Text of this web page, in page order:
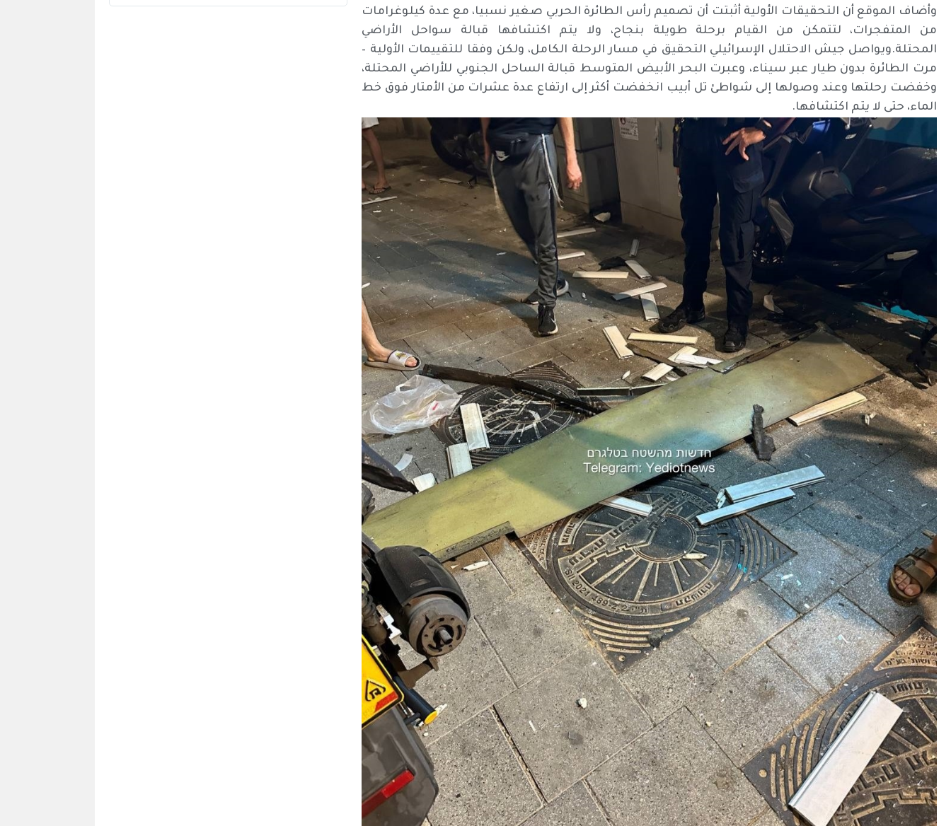
وأضاف الموقع أن التحقيقات الأولية أثبتت أن تصميم رأس الطائرة الحربي صغير نسبيا، مع عدة كيلوغرامات
من المتفجرات، لتتمكن من القيام برحلة طويلة بنجاح، ولا يتم اكتشافها قبالة سواحل الأراضي
المحتلة.ويواصل جيش الاحتلال الإسرائيلي التحقيق في مسار الرحلة الكامل، ولكن وفقا للتقييمات الأولية –
مرت الطائرة بدون طيار عبر سيناء، وعبرت البحر الأبيض المتوسط قبالة الساحل الجنوبي للأراضي المحتلة،
وخفضت رحلتها وعند وصولها إلى شواطئ تل أبيب انخفضت أكثر إلى ارتفاع عدة عشرات من الأمتار فوق خط
الماء، حتى لا يتم اكتشافها.